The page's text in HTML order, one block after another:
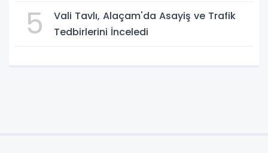
5
Vali Tavlı, Alaçam'da Asayiş ve Trafik
Tedbirlerini İnceledi